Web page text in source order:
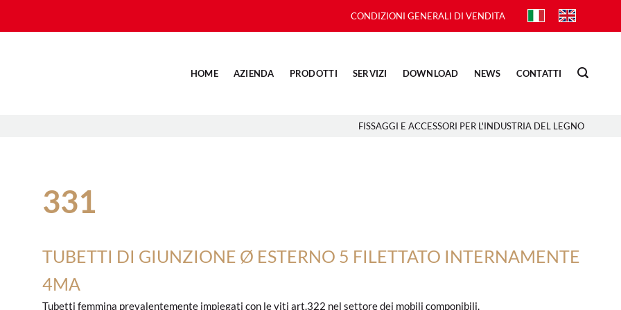
CONDIZIONI GENERALI DI VENDITA
HOME AZIENDA PRODOTTI SERVIZI DOWNLOAD NEWS CONTATTI
FISSAGGI E ACCESSORI PER L'INDUSTRIA DEL LEGNO
331
TUBETTI DI GIUNZIONE Ø ESTERNO 5 FILETTATO INTERNAMENTE
4MA
Tubetti femmina prevalentemente impiegati con le viti art.322 nel settore dei mobili componibili.